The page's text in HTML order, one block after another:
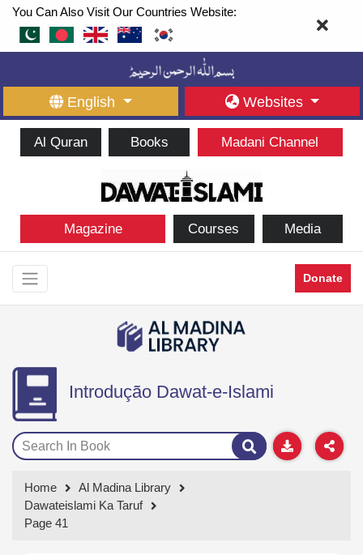
You Can Also Visit Our Countries Website:
English Websites
Al Quran Books Madani Channel
Magazine Courses Media
Donate
Introdução Dawat-e-Islami
Home
Al Madina Library
Dawateislami Ka Taruf
Page 41